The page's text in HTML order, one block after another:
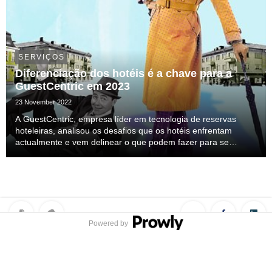
SERVIÇOS
Diferenciação dos hotéis é a chave para a
GuestCentric em 2023
23 November 2022
A GuestCentric, empresa líder em tecnologia de reservas
hoteleiras, analisou os desafios que os hotéis enfrentam
actualmente e vem delinear o que podem fazer para se
Powered by